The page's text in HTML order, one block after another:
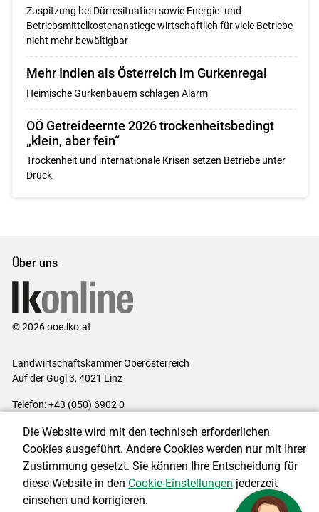
Zuspitzung bei Dürresituation sowie Energie- und
Betriebsmittelkostenanstiege wirtschaftlich für viele Betriebe
nicht mehr bewältigbar
Mehr Indien als Österreich im Gurkenregal
Heimische Gurkenbauern schlagen Alarm
OÖ Getreideernte 2026 trockenheitsbedingt
„klein, aber fein“
Trockenheit und internationale Krisen setzen Betriebe unter
Druck
Über uns
© 2026 ooe.lko.at
Landwirtschaftskammer Oberösterreich
Auf der Gugl 3, 4021 Linz
Telefon: +43 (050) 6902 0
Impressum|Kontakt|Gewinnspiele|Datenschutzerklärung |
Barrierefreiheit | Cookie-Einstellungen
Die Website wird mit den technisch erforderlichen
Cookies ausgeführt. Andere Cookies werden nur mit Ihrer
Zustimmung gesetzt. Sie können Ihre Entscheidung für
diese Website in den Cookie-Einstellungen jederzeit
einsehen und korrigieren.